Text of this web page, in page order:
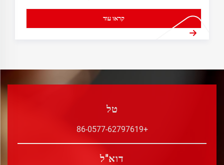
טל
+86-0577-62797619
דוא"ל